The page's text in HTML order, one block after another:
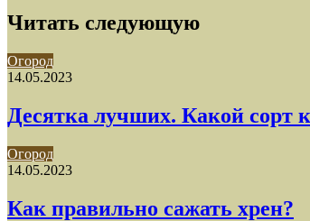
Читать следующую
Огород
14.05.2023
Десятка лучших. Какой сорт
Огород
14.05.2023
Как правильно сажать хрен?